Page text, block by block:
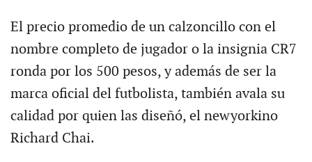
El precio promedio de un calzoncillo con el
nombre completo de jugador o la insignia CR7
ronda por los 500 pesos, y además de ser la
marca oficial del futbolista, también avala su
calidad por quien las diseñó, el newyorkino
Richard Chai.